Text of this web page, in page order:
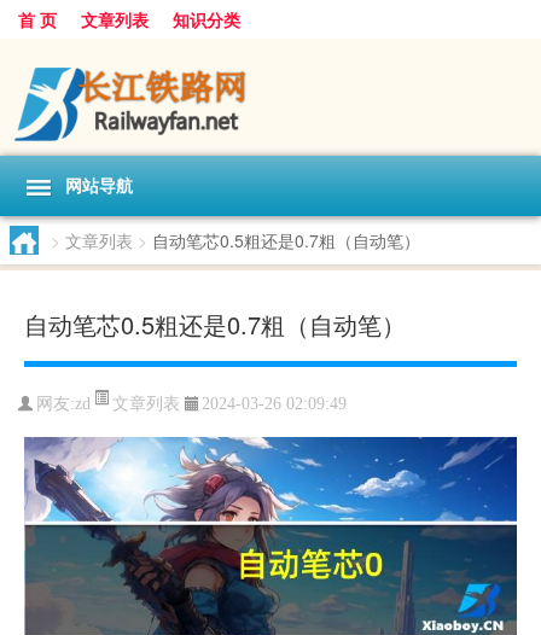
首 页 文章列表 知识分类
网站导航
> 文章列表 > 自动笔芯0.5粗还是0.7粗（自动笔）
自动笔芯0.5粗还是0.7粗（自动笔）
网友:zd 文章列表 2024-03-26 02:09:49